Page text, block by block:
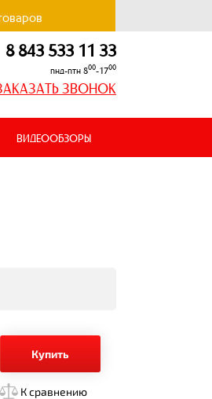
8 843 533 11 33
пнд-птн 800-1700
ЗВОНОК
ВИДЕООБЗОРЫ
Купить
К сравнению